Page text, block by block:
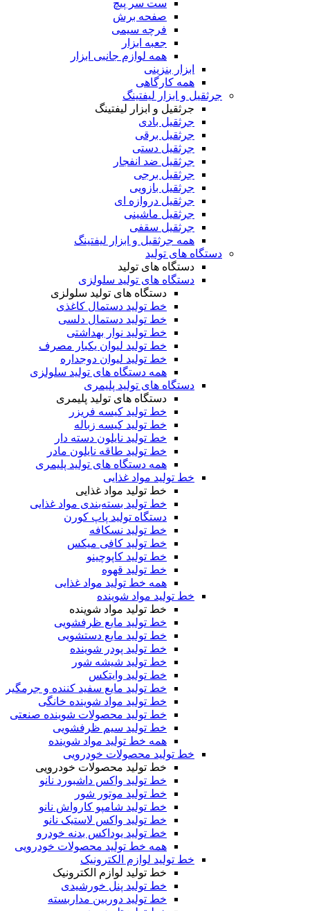
ست سر پیچ
صفحه برش
فرچه سیمی
جعبه ابزار
همه لوازم جانبی ابزار
ابزار بنزینی
همه کارگاهی
جرثقیل و ابزار لیفتینگ
جرثقیل و ابزار لیفتینگ
جرثقیل بادی
جرثقیل برقی
جرثقیل دستی
جرثقیل ضد انفجار
جرثقیل برجی
جرثقیل بازویی
جرثقیل دروازه ای
جرثقیل ماشینی
جرثقیل سقفی
همه جرثقیل و ابزار لیفتینگ
دستگاه های تولید
دستگاه های تولید
دستگاه های تولید سلولزی
دستگاه های تولید سلولزی
خط تولید دستمال کاغذی
خط تولید دستمال دلسی
خط تولید نوار بهداشتی
خط تولید لیوان یکبار مصرف
خط تولید لیوان دوجداره
همه دستگاه های تولید سلولزی
دستگاه های تولید پلیمری
دستگاه های تولید پلیمری
خط تولید کیسه فریزر
خط تولید کیسه زباله
خط تولید نایلون دسته دار
خط تولید طاقه نایلون مادر
همه دستگاه های تولید پلیمری
خط تولید مواد غذایی
خط تولید مواد غذایی
خط تولید بسته‌بندی مواد غذایی
دستگاه تولید پاپ کورن
خط تولید نسکافه
خط تولید کافی میکس
خط تولید کاپوچینو
خط تولید قهوه
همه خط تولید مواد غذایی
خط تولید مواد شوینده
خط تولید مواد شوینده
خط تولید مایع ظرفشویی
خط تولید مایع دستشویی
خط تولید پودر شوینده
خط تولید شیشه شور
خط تولید وایتکس
خط تولید مایع سفید کننده و جرمگیر
خط تولید مواد شوینده خانگی
خط تولید محصولات شوینده صنعتی
خط تولید سیم ظرفشویی
همه خط تولید مواد شوینده
خط تولید محصولات خودرویی
خط تولید محصولات خودرویی
خط تولید واکس داشبورد نانو
خط تولید موتور شور
خط تولید شامپو کارواش نانو
خط تولید واکس لاستیک نانو
خط تولید یوداکس بدنه خودرو
همه خط تولید محصولات خودرویی
خط تولید لوازم الکترونیک
خط تولید لوازم الکترونیک
خط تولید پنل خورشیدی
خط تولید دوربین مداربسته